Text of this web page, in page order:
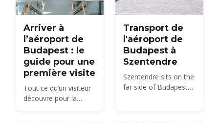
Arriver à
l’aéroport de
Budapest : le
guide pour une
première visite
Tout ce qu’un visiteur
découvre pour la
Transport de
l'aéroport de
Budapest à
Szentendre
Szentendre sits on the
far side of Budapest